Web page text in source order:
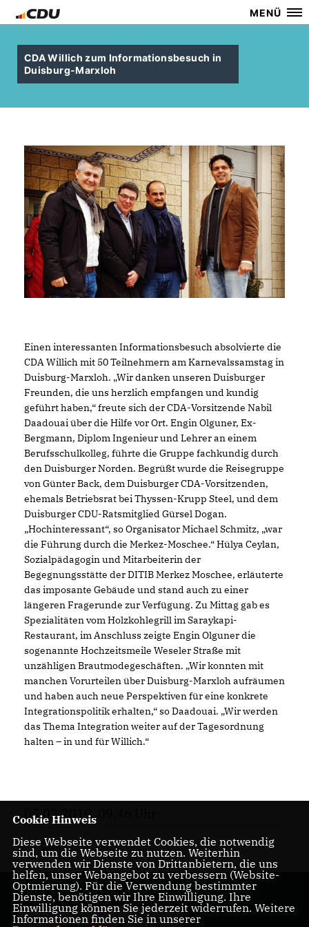
MENÜ
CDA Willich zum Informationsbesuch in
Duisburg-Marxloh
Einen interessanten Informationsbesuch absolvierte die
CDA Willich mit 50 Teilnehmern am Karnevalssamstag in
Duisburg-Marxloh. „Wir danken unseren Duisburger
Freunden, die uns herzlich empfangen und kundig
geführt haben,“ freute sich der CDA-Vorsitzende Nabil
Daadouai über die Hilfe vor Ort. Engin Olguner, Ex-
Bergmann, Diplom Ingenieur und Lehrer an einem
Berufsschulkolleg, führte die Gruppe fachkundig durch
den Duisburger Norden. Begrüßt wurde die Reisegruppe
von Günter Back, dem Duisburger CDA-Vorsitzenden,
ehemals Betriebsrat bei Thyssen-Krupp Steel, und dem
Duisburger CDU-Ratsmitglied Gürsel Dogan.
Hochinteressant“, so Organisator Michael Schmitz, „war
die Führung durch die Merkez-Moschee.“ Hülya Ceylan,
Sozialpädagogin und Mitarbeiterin der
Begegnungsstätte der DITIB Merkez Moschee, erläuterte
das imposante Gebäude und stand auch zu einer
längeren Fragerunde zur Verfügung. Zu Mittag gab es
Spezialitäten vom Holzkohlegrill im Saraykapi-
Restaurant, im Anschluss zeigte Engin Olguner die
sogenannte Hochzeitsmeile Weseler Straße mit
unzähligen Brautmodegeschäften. „Wir konnten mit
manchen Vorurteilen über Duisburg-Marxloh aufräumen
und haben auch neue Perspektiven für eine konkrete
Integrationspolitik erhalten,“ so Daadouai. „Wir werden
das Thema Integration weiter auf der Tagesordnung
halten – in und für Willich.“
05.03.2019, 09:46 Uhr
CDA
Cookie Hinweis
Diese Webseite verwendet Cookies, die notwendig
sind, um die Webseite zu nutzen. Weiterhin
verwenden wir Dienste von Drittanbietern, die uns
helfen, unser Webangebot zu verbessern (Website-
Optmierung). Für die Verwendung bestimmter
Dienste, benötigen wir Ihre Einwilligung. Ihre
Einwilligung können Sie jederzeit widerrufen. Weitere
Informationen finden Sie in unserer